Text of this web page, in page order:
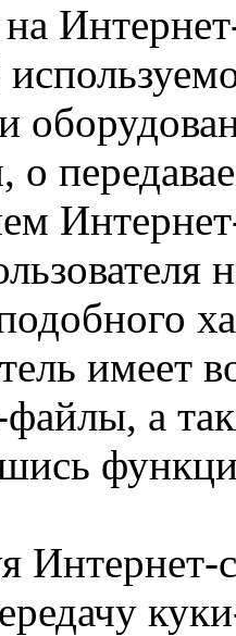
о
имеет
а
Интернет-